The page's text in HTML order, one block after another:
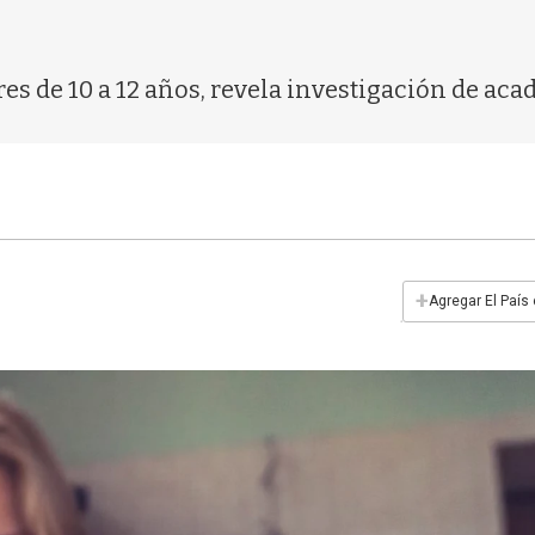
de 10 a 12 años, revela investigación de
+Agregar El País